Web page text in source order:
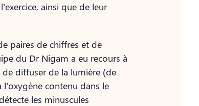
ainsi que de leur
paires de chiffres et de
du Dr Nigam a eu recours à
diffuser de la lumière (de
contenu dans le
les minuscules